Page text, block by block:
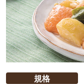
規格